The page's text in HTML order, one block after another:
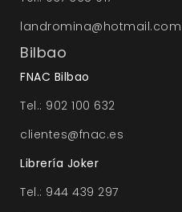
landromina@hotmail.com
Bilbao
FNAC Bilbao
Tel.: 902 100 632
clientes@fnac.es
Librería Joker
Tel.: 944 439 297